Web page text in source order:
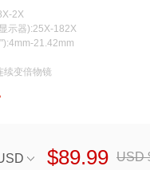
2X
示器):25X-182X
21.42mm
续变倍物镜
$89.99 USD